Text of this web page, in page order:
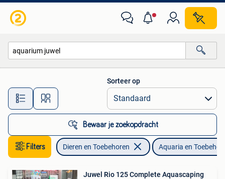
Alle afstanden…
Sorteer op
Bewaar je zoekopdracht
Filters Dieren en Toebehoren Aquaria en
Juwel Rio 125 Complete Aquascaping